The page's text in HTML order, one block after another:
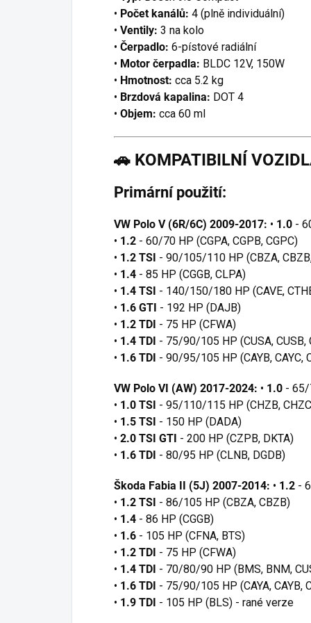
• Počet kanálů: 4 (plně individuální)
• Ventily: 3 na kolo
• Čerpadlo: 6-pístové radiální
• Motor čerpadla: BLDC 12V, 150W
• Hmotnost: cca 5.2 kg
• Brzdová kapalina: DOT 4
• Objem: cca 60 ml
🚗 KOMPATIBILNÍ
Primární použití:
VW Polo V (6R/6C) 2009-2017: • 1.0 -
• 1.2 - 60/70 HP (CGPA, CGPB, CGPC)
• 1.2 TSI - 90/105/110 HP (CBZA,
• 1.4 - 85 HP (CGGB, CLPA)
• 1.4 TSI - 140/150/180 HP (CAVE,
• 1.6 GTI - 192 HP (DAJB)
• 1.2 TDI - 75 HP (CFWA)
• 1.4 TDI - 75/90/105 HP (CUSA, CUSB,
• 1.6 TDI - 90/95/105 HP (CAYB, CAYC,
VW Polo VI (AW) 2017-2024: • 1.0 - 65/
• 1.0 TSI - 95/110/115 HP (CHZB,
• 1.5 TSI - 150 HP (DADA)
• 2.0 TSI GTI - 200 HP (CZPB, DKTA)
• 1.6 TDI - 80/95 HP (CLNB, DGDB)
Škoda Fabia II (5J) 2007-2014: • 1.2 -
• 1.2 TSI - 86/105 HP (CBZA, CBZB)
• 1.4 - 86 HP (CGGB)
• 1.6 - 105 HP (CFNA, BTS)
• 1.2 TDI - 75 HP (CFWA)
• 1.4 TDI - 70/80/90 HP (BMS, BNM,
• 1.6 TDI - 75/90/105 HP (CAYA, CAYB,
• 1.9 TDI - 105 HP (BLS) - rané verze